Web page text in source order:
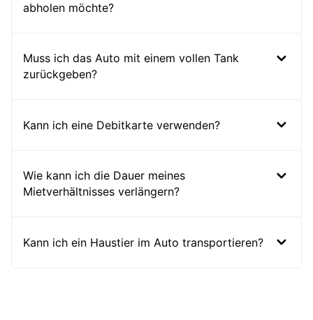
abholen möchte?
Muss ich das Auto mit einem vollen Tank
zurückgeben?
Kann ich eine Debitkarte verwenden?
Wie kann ich die Dauer meines
Mietverhältnisses verlängern?
Kann ich ein Haustier im Auto transportieren?